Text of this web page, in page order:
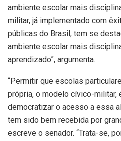
ambiente escolar mais
militar, já implementado com
públicas do Brasil, tem se
ambiente escolar mais
aprendizado”, argumenta.
“Permitir que escolas
própria, o modelo cívico-militar,
democratizar o acesso a essa
tem sido bem recebida por
escreve o senador. “Trata-se,